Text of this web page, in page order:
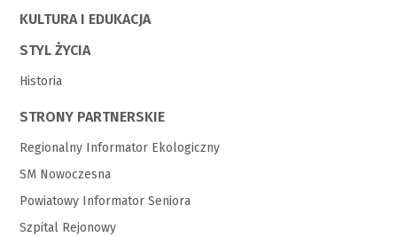
KULTURA I EDUKACJA
STYL ŻYCIA
Historia
STRONY PARTNERSKIE
Regionalny Informator Ekologiczny
SM Nowoczesna
Powiatowy Informator Seniora
Szpital Rejonowy